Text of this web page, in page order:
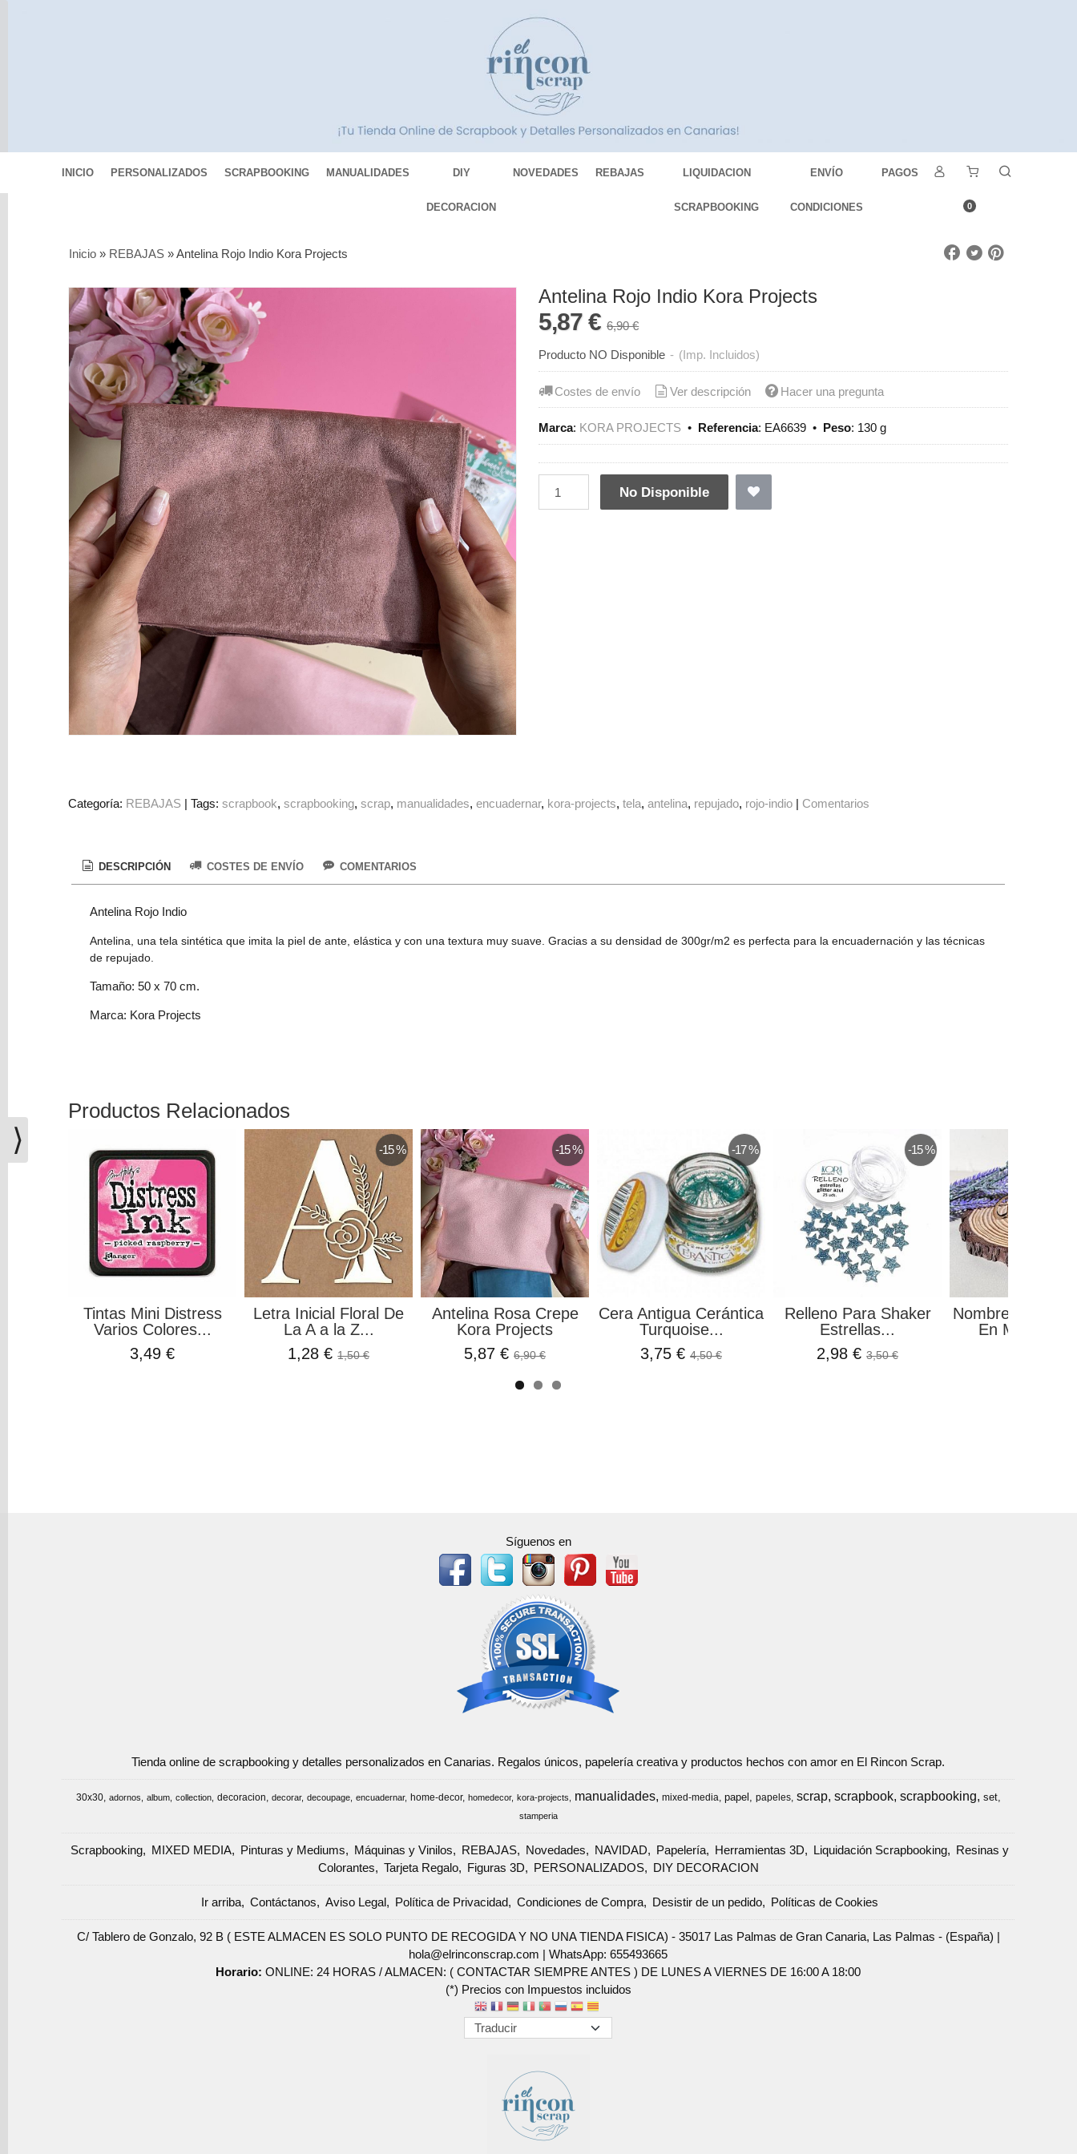
INICIO PERSONALIZADOS SCRAPBOOKING MANUALIDADES DIY
DECORACION
NOVEDADES REBAJAS LIQUIDACION
SCRAPBOOKING
ENVÍO
CONDICIONES
PAGOS
0
MIXED
MEDIA
Pinturas
Mediums
Máquinas
REBAJAS
Novedades
NAVIDAD
Papelería
Herramientas
Liquidación
Scrapbooking
Figuras
Marcas
Redes
Sociales
Instagram
Inicio » REBAJAS »Antelina Rojo Indio Kora Projects
Antelina Rojo Indio Kora Projects
5,87 €6,90 €
Producto NO Disponible - (Imp. Incluidos)
Costes de envío Ver descripción Hacer una pregunta
Marca: KORA PROJECTS • Referencia: EA6639 • Peso: 130 g
No Disponible
Categoría: REBAJAS |Tags:scrapbook scrapbooking scrap manualidades encuadernar kora-projects tela antelina repujado rojo-indio | Comentarios
DESCRIPCIÓN COSTES DE ENVÍO COMENTARIOS
Antelina Rojo Indio
Antelina, una tela sintética que imita la piel de ante, elástica y con una textura muy suave. Gracias a su densidad de 300gr/m2 es perfecta para la encuadernación y las técnicas
de repujado.
Tamaño: 50 x 70 cm.
Marca: Kora Projects
Productos Relacionados
Tintas Mini Distress
Varios Colores...
3,49 €
-15 %
Letra Inicial Floral De
La A a la Z...
1,28 €1,50 €
-15 %
Antelina Rosa Crepe
Kora Projects
5,87 €6,90 €
-17 %
Cera Antigua Cerántica
Turquoise...
3,75 €4,50 €
-15 %
Relleno Para Shaker
Estrellas...
2,98 €3,50 €
Nombre
En Madera
Síguenos en
Tienda online de scrapbooking y detalles personalizados en Canarias. Regalos únicos, papelería creativa y productos hechos con amor en El Rincon Scrap.
30x30 adornos album collection decoracion decorar decoupage encuadernar home-decor homedecor kora-projects manualidades mixed-media papel papeles scrap scrapbook scrapbooking set
stamperia
Scrapbooking MIXED MEDIA Pinturas y Mediums Máquinas y Vinilos REBAJAS Novedades NAVIDAD Papelería Herramientas 3D Liquidación Scrapbooking
Resinas y
Colorantes
Tarjeta Regalo Figuras 3D PERSONALIZADOS DIY DECORACION
Ir arriba Contáctanos Aviso Legal Política de Privacidad Condiciones de Compra Desistir de un pedido Políticas de Cookies
C/ Tablero de Gonzalo, 92 B ( ESTE ALMACEN ES SOLO PUNTO DE RECOGIDA Y NO UNA TIENDA FISICA) - 35017 Las Palmas de Gran Canaria, Las Palmas - (España) |
hola@elrinconscrap.com |WhatsApp: 655493665
Horario:ONLINE: 24 HORAS / ALMACEN: ( CONTACTAR SIEMPRE ANTES ) DE LUNES A VIERNES DE 16:00 A 18:00
(*) Precios con Impuestos incluidos
⟩